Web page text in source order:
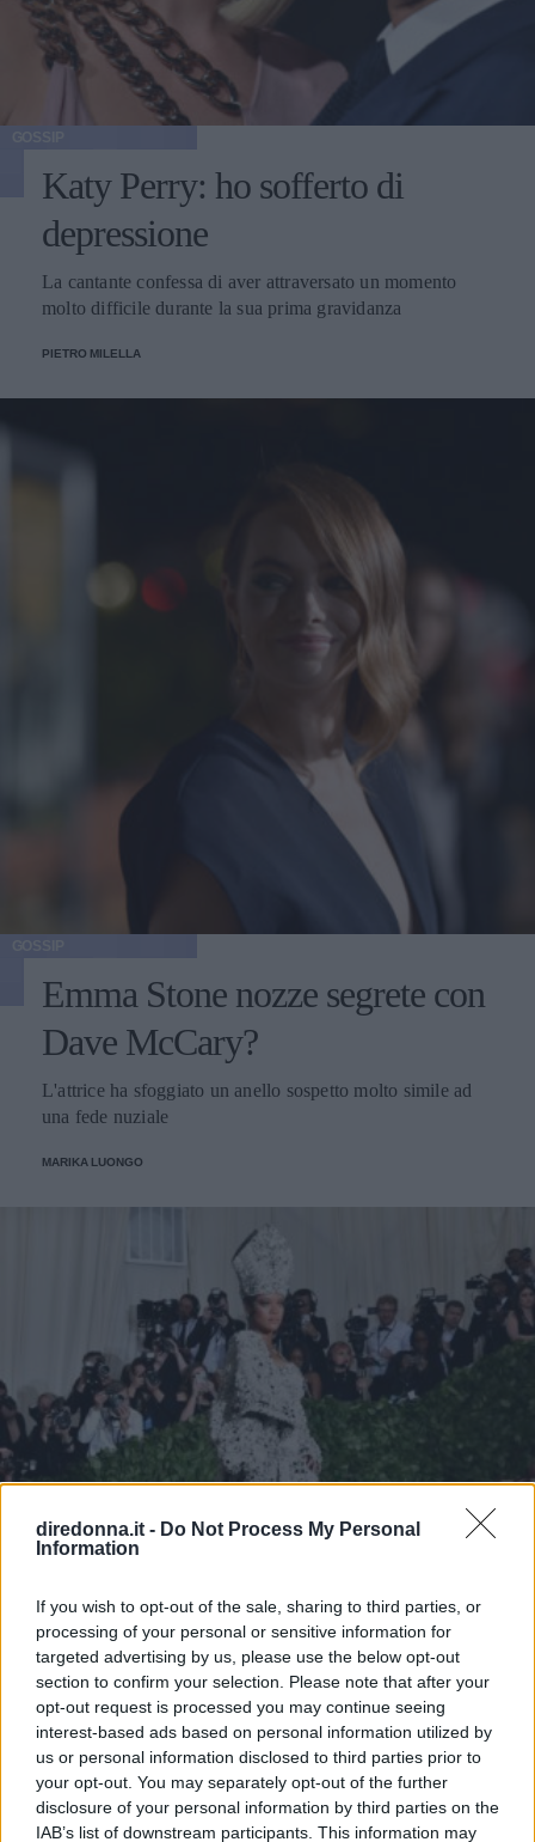
diredonna.it - Do Not Process My Personal
Information
If you wish to opt-out of the sale, sharing to third parties, or
processing of your personal or sensitive information for
targeted advertising by us, please use the below opt-out
section to confirm your selection. Please note that after your
opt-out request is processed you may continue seeing
interest-based ads based on personal information utilized by
us or personal information disclosed to third parties prior to
your opt-out. You may separately opt-out of the further
disclosure of your personal information by third parties on the
IAB’s list of downstream participants. This information may
Katy Perry: ho sofferto di
depressione
La cantante confessa di aver attraversato un momento
molto difficile durante la sua prima gravidanza
PIETRO MILELLA
Emma Stone nozze segrete con
Dave McCary?
L'attrice ha sfoggiato un anello sospetto molto simile ad
una fede nuziale
MARIKA LUONGO
TEMPO LIBERO
Cosa avrebbe indossato